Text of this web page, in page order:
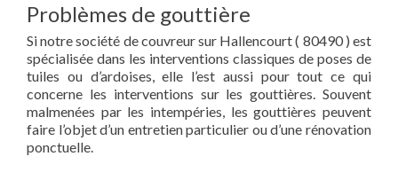
Problèmes de gouttière
Si notre société de couvreur sur Hallencourt ( 80490 ) est
spécialisée dans les interventions classiques de poses de
tuiles ou d’ardoises, elle l’est aussi pour tout ce qui
concerne les interventions sur les gouttières. Souvent
malmenées par les intempéries, les gouttières peuvent
faire l’objet d’un entretien particulier ou d’une rénovation
ponctuelle.